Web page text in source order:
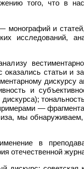
того, что в
и
статьи и
дискурсу
и
—
мы
в
отечественной